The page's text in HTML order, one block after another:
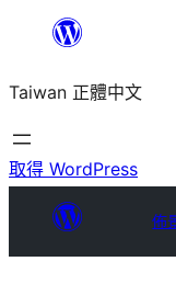
主
要
內
Taiwan 正體中文
取得 WordPress
佈